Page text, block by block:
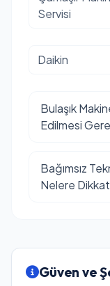
Servisi
Daikin
Bulaşık
Edilmesi
Bağımsız
Nelere
Güven ve